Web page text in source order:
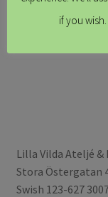
Lilla Vilda Ateljé &
Stora Östergatan
Swish 123-627
if you wish.